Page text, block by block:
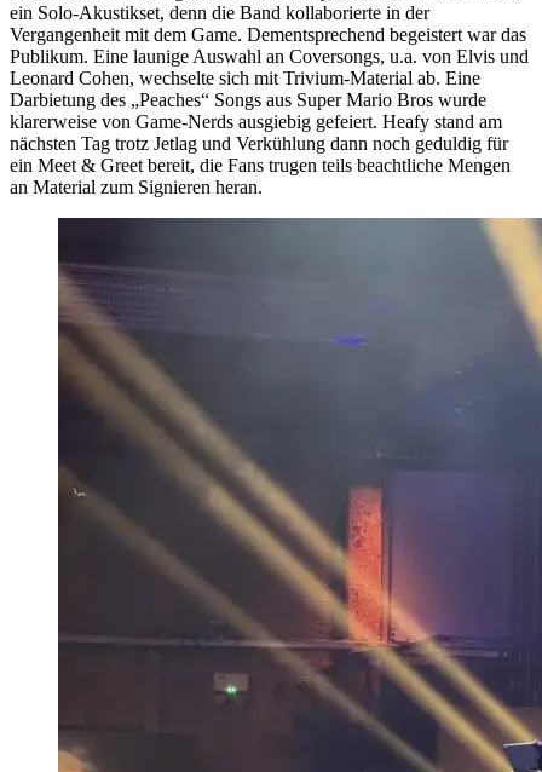
ein Solo-Akustikset, denn die Band kollaborierte in der
Vergangenheit mit dem Game. Dementsprechend begeistert war das
Publikum. Eine launige Auswahl an Coversongs, u.a. von Elvis und
Leonard Cohen, wechselte sich mit Trivium-Material ab. Eine
Darbietung des „Peaches“ Songs aus Super Mario Bros wurde
klarerweise von Game-Nerds ausgiebig gefeiert. Heafy stand am
nächsten Tag trotz Jetlag und Verkühlung dann noch geduldig für
ein Meet & Greet bereit, die Fans trugen teils beachtliche Mengen
an Material zum Signieren heran.